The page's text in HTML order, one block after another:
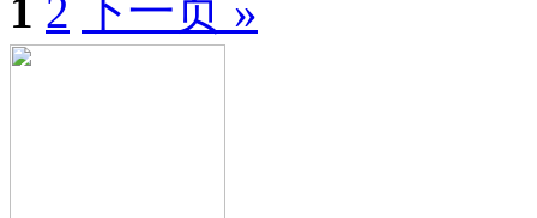
1 2 下一页 »